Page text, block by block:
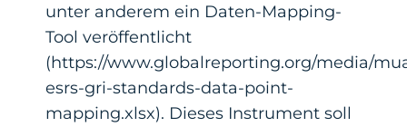
unter anderem ein Daten-Mapping-
Tool veröffentlicht
(https://www.globalreporting.org/media/
esrs-gri-standards-data-point-
mapping.xlsx). Dieses Instrument soll